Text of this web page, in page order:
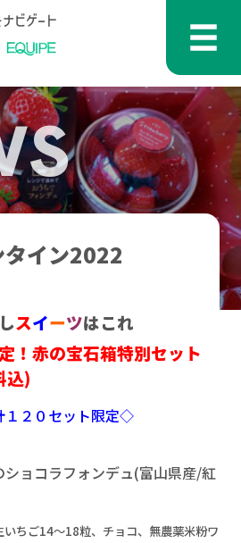
ョン
イン2022
スイーツはこれ
！赤の宝石箱特別セット
込)
２０セット限定◇
ショコラフォンデュ(富山県産/紅
ちご14～18粒、チョコ、無農薬米粉ワ